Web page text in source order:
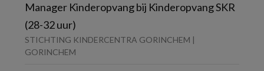
Manager Kinderopvang bij Kinderopvang SKR
(28-32 uur)
STICHTING KINDERCENTRA GORINCHEM |
GORINCHEM